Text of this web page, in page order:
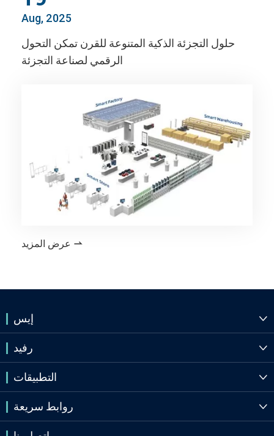
Aug, 2025
حلول التجزئة الذكية المتنوعة للقرن تمكن التحول
الرقمي لصناعة التجزئة

إيس 
رفيد 
التطبيقات 
روابط سريعة 